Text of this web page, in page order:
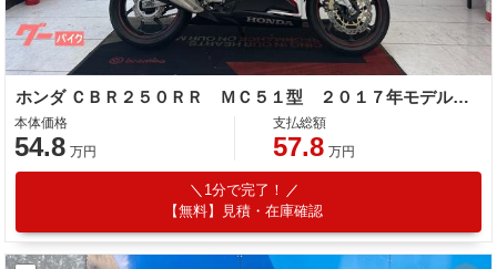
ホンダ ＣＢＲ２５０ＲＲ ＭＣ５１型 ２０１７年モデル 社外スマホホルダー
本体価格
54.8 万円
支払総額
57.8 万円
1分で完了！
【無料】見積・在庫確認